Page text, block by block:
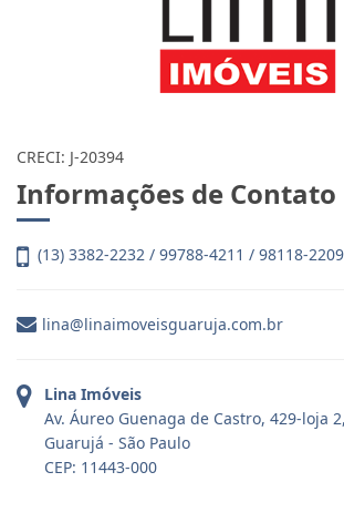
R$ 695.000,00
R$ 545.000,00
APTO 3 SUÍTES, LAZER, 200M PRAIA
GUARUJÁ
Enseada - Guarujá